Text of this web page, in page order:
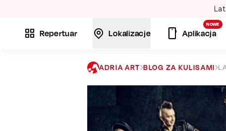
Repertuar Lokalizacje
NOWE
Aplikacja
ADRIA ART BLOG ZA KULISAMI